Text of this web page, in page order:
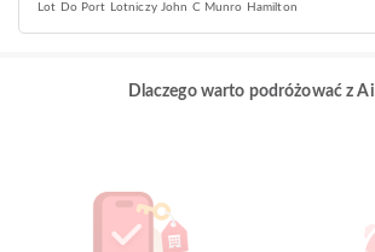
Lot Do Port Lotniczy John C Munro Hamilton
Dlaczego warto podróżować z